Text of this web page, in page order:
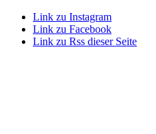
Link zu Instagram
Link zu Facebook
Link zu Rss dieser Seite